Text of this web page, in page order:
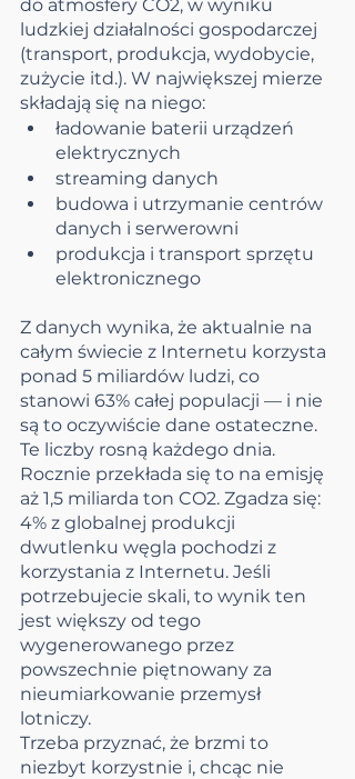
do atmosfery CO2, w wyniku
ludzkiej działalności gospodarczej
(transport, produkcja, wydobycie,
zużycie itd.). W największej mierze
składają się na niego:
ładowanie baterii urządzeń
elektrycznych
streaming danych
budowa i utrzymanie centrów
danych i serwerowni
produkcja i transport sprzętu
elektronicznego
Z danych wynika, że aktualnie na
całym świecie z Internetu korzysta
ponad 5 miliardów ludzi, co
stanowi 63% całej populacji — i nie
są to oczywiście dane ostateczne.
Te liczby rosną każdego dnia.
Rocznie przekłada się to na emisję
aż 1,5 miliarda ton CO2. Zgadza się:
4% z globalnej produkcji
dwutlenku węgla pochodzi z
korzystania z Internetu. Jeśli
potrzebujecie skali, to wynik ten
jest większy od tego
wygenerowanego przez
powszechnie piętnowany za
nieumiarkowanie przemysł
lotniczy.
Trzeba przyznać, że brzmi to
niezbyt korzystnie i, chcąc nie